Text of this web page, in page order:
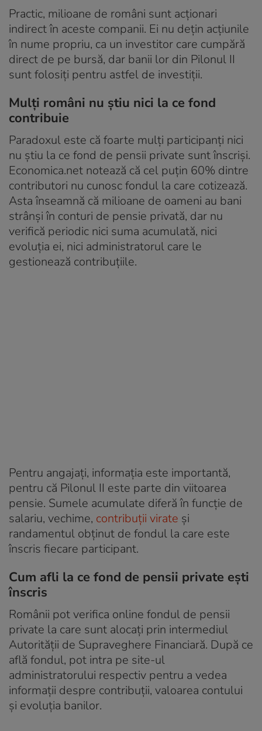
Practic, milioane de români sunt acționari
indirect în aceste companii. Ei nu dețin acțiunile
în nume propriu, ca un investitor care cumpără
direct de pe bursă, dar banii lor din Pilonul II
sunt folosiți pentru astfel de investiții.
Mulți români nu știu nici la ce fond
contribuie
Paradoxul este că foarte mulți participanți nici
nu știu la ce fond de pensii private sunt înscriși.
Economica.net notează că cel puțin 60% dintre
contributori nu cunosc fondul la care cotizează.
Asta înseamnă că milioane de oameni au bani
strânși în conturi de pensie privată, dar nu
verifică periodic nici suma acumulată, nici
evoluția ei, nici administratorul care le
gestionează contribuțiile.
Pentru angajați, informația este importantă,
pentru că Pilonul II este parte din viitoarea
pensie. Sumele acumulate diferă în funcție de
salariu, vechime, contribuții virate și
randamentul obținut de fondul la care este
înscris fiecare participant.
Cum afli la ce fond de pensii private ești
înscris
Românii pot verifica online fondul de pensii
private la care sunt alocați prin intermediul
Autorității de Supraveghere Financiară. După ce
află fondul, pot intra pe site-ul
administratorului respectiv pentru a vedea
informații despre contribuții, valoarea contului
și evoluția banilor.